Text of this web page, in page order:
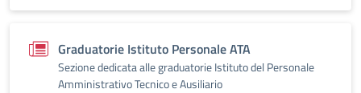
Graduatorie Istituto Personale ATA
Sezione dedicata alle graduatorie Istituto del Personale
Amministrativo Tecnico e Ausiliario